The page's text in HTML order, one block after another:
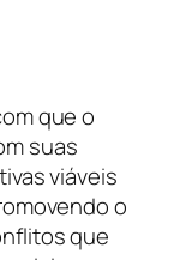
que o
suas
viáveis
o
que